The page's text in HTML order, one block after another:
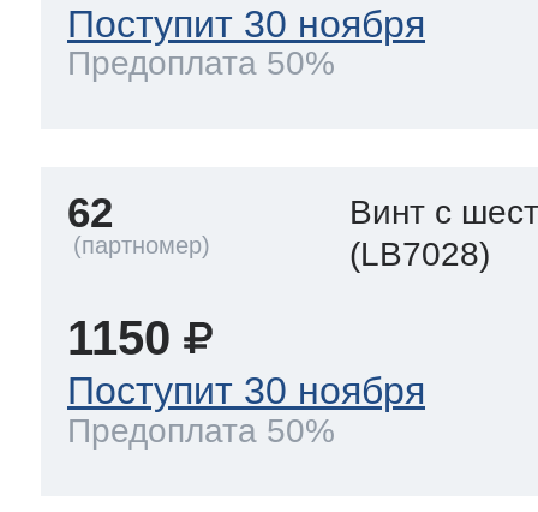
Поступит 30 ноября
Предоплата 50%
62
Винт с
(LB7028)
1150
Поступит 30 ноября
Предоплата 50%